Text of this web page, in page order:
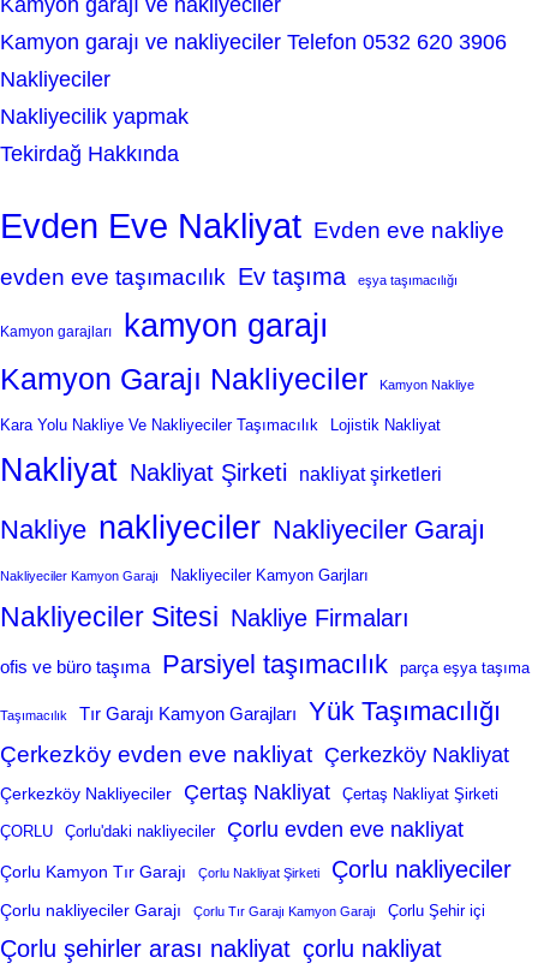
Kamyon garajı ve nakliyeciler
Kamyon garajı ve nakliyeciler Telefon 0532 620 3906
Nakliyeciler
Nakliyecilik yapmak
Tekirdağ Hakkında
Evden Eve Nakliyat Evden eve nakliye
evden eve taşımacılık Ev taşıma eşya taşımacılığı
Kamyon garajları kamyon garajı
Kamyon Garajı Nakliyeciler Kamyon Nakliye
Kara Yolu Nakliye Ve Nakliyeciler Taşımacılık Lojistik Nakliyat
Nakliyat Nakliyat Şirketi nakliyat şirketleri
Nakliye nakliyeciler Nakliyeciler Garajı
Nakliyeciler Kamyon Garajı Nakliyeciler Kamyon Garjları
Nakliyeciler Sitesi Nakliye Firmaları
ofis ve büro taşıma Parsiyel taşımacılık parça eşya taşıma
Taşımacılık Tır Garajı Kamyon Garajları Yük Taşımacılığı
Çerkezköy evden eve nakliyat Çerkezköy Nakliyat
Çerkezköy Nakliyeciler Çertaş Nakliyat Çertaş Nakliyat Şirketi
ÇORLU Çorlu'daki nakliyeciler Çorlu evden eve nakliyat
Çorlu Kamyon Tır Garajı Çorlu Nakliyat Şirketi Çorlu nakliyeciler
Çorlu nakliyeciler Garajı Çorlu Tır Garajı Kamyon Garajı Çorlu Şehir içi
Çorlu şehirler arası nakliyat çorlu nakliyat